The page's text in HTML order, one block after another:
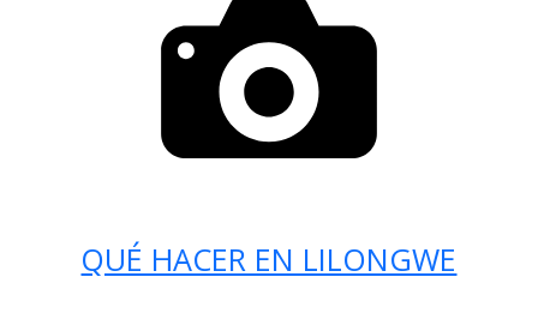
QUÉ HACER EN LILONGWE